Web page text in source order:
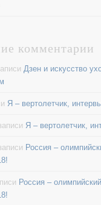
комментарии
Дзен и искусство
Я – вертолетчик,
Я – вертолетчик,
Россия –
Россия –